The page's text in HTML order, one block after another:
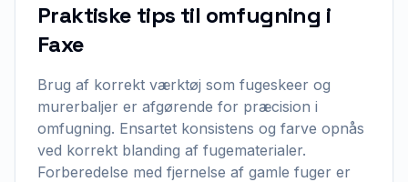
Praktiske tips til omfugning i
Faxe
Brug af korrekt værktøj som fugeskeer og
murerbaljer er afgørende for præcision i
omfugning. Ensartet konsistens og farve opnås
ved korrekt blanding af fugematerialer.
Forberedelse med fjernelse af gamle fuger er